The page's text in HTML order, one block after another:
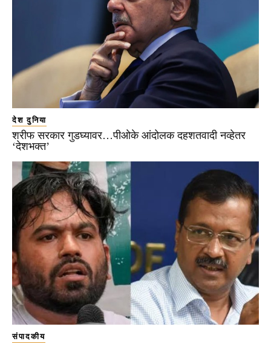
देश दुनिया
शरीफ सरकार गुडघ्यावर…पीओके आंदोलक दहशतवादी नव्हेतर
‘देशभक्त’
संपादकीय